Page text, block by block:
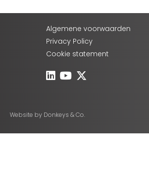
Algemene voorwaarden
Privacy Policy
Cookie statement
Website by Donkeys & Co.